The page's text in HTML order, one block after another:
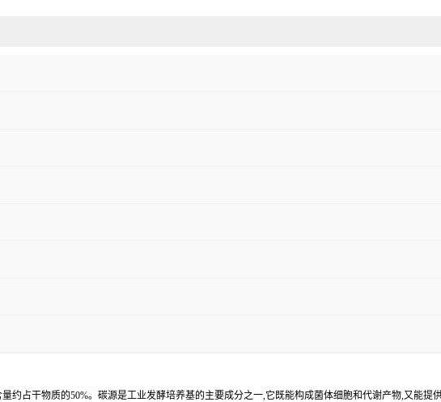
约占干物质的50%。碳源是工业发酵培养基的主要成分之一,它既能构成菌体细胞和代谢产物,又能